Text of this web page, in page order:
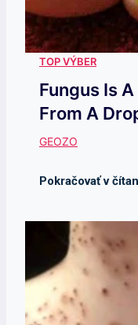
Fungus Is
From A